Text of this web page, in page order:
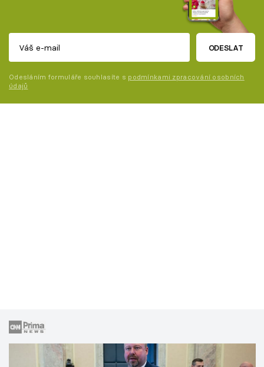
ODESLAT
Odesláním formuláře souhlasíte s podmínkami zpracování osobních
údajů